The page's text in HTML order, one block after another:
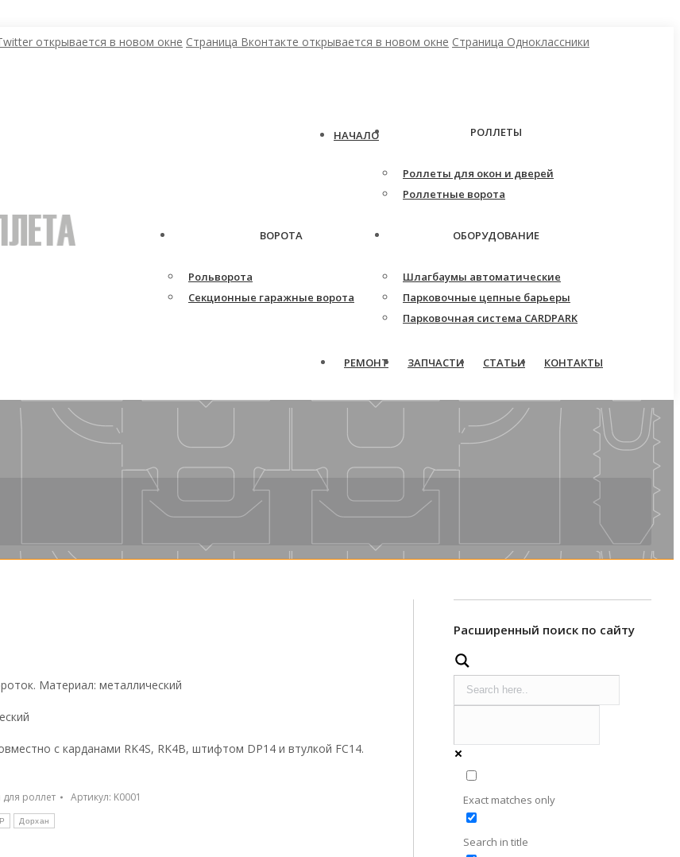
открывается в новом окне Страница Вконтакте открывается в новом окне Страница Одноклассники
НАЧАЛО РОЛЛЕТЫ
Роллеты для окон и дверей
Роллетные ворота
ВОРОТА
Рольворота
Секционные гаражные ворота
ОБОРУДОВАНИЕ
Шлагбаумы автоматические
Парковочные цепные барьеры
Парковочная система CARDPARK
РЕМОНТ ЗАПЧАСТИ СТАТЬИ КОНТАКТЫ
Материал: металлический
с карданами RK4S, RK4B, штифтом DP14 и втулкой FC14.
для роллет Артикул: K0001
Дорхан
Расширенный поиск по сайту
Exact matches only
Search in title